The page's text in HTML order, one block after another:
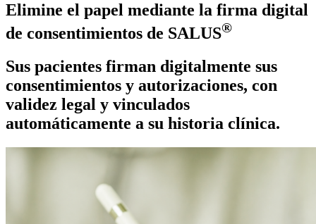
Elimine el papel mediante la firma digital
de consentimientos de SALUS®
Sus pacientes firman digitalmente sus
consentimientos y autorizaciones, con
validez legal y vinculados
automáticamente a su historia clínica.